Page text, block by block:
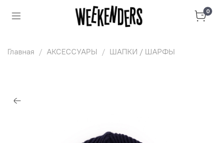
0
Главная АКСЕССУАРЫ ШАПКИ / ШАРФЫ